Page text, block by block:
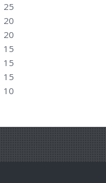
25
20
20
15
15
15
10